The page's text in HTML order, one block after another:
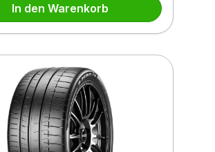
In den Warenkorb